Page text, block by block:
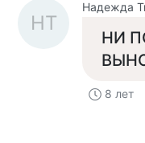
НТ
Надежда
НИ
8 лет